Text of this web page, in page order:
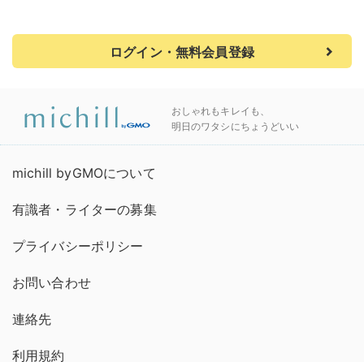
ログイン・無料会員登録
おしゃれもキレイも、
明日のワタシにちょうどいい
michill byGMOについて
有識者・ライターの募集
プライバシーポリシー
お問い合わせ
連絡先
利用規約